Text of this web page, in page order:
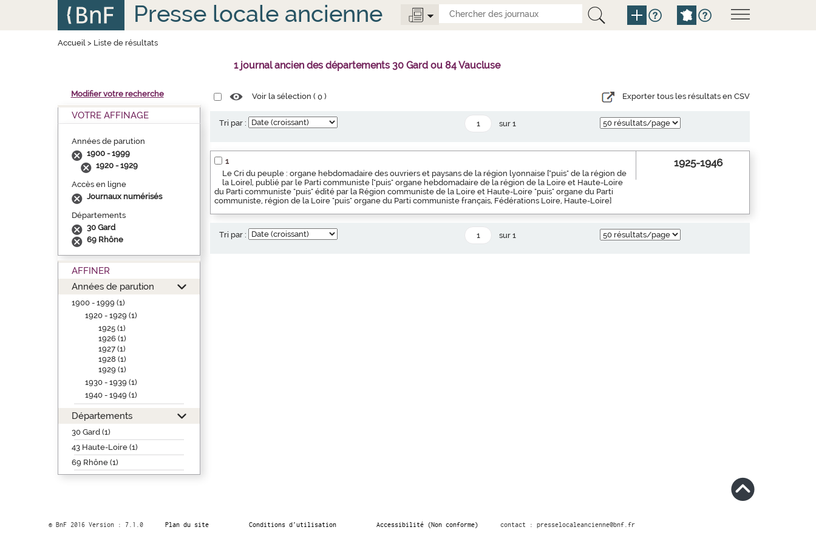
Presse locale ancienne
Accueil> Liste de résultats
1 journal ancien des départements 30 Gard ou 84 Vaucluse
Modifier votre recherche
VOTRE AFFINAGE
Années de parution
1900 - 1999
1920 - 1929
Accès en ligne
Journaux numérisés
Départements
30 Gard
69 Rhône
AFFINER
Années de parution
1900 - 1999 (1)
1920 - 1929 (1)
1925 (1)
1926 (1)
1927 (1)
1928 (1)
1929 (1)
1930 - 1939 (1)
1940 - 1949 (1)
Départements
30 Gard (1)
43 Haute-Loire (1)
69 Rhône (1)
Voir la sélection (0 ) Exporter tous les résultats en CSV
Tri par : sur 1
1
Le Cri du peuple : organe hebdomadaire des ouvriers et paysans de la région lyonnaise ["puis" de la région de
la Loire], publié par le Parti communiste ["puis" organe hebdomadaire de la région de la Loire et Haute-Loire
du Parti communiste "puis" édité par la Région communiste de la Loire et Haute-Loire "puis" organe du Parti
communiste, région de la Loire "puis" organe du Parti communiste français, Fédérations Loire, Haute-Loire]
1925-1946
Tri par : sur 1
© BnF 2016 Version : 7.1.0 Plan du site Conditions d’utilisation Accessibilité (Non conforme) contact : presselocaleancienne@bnf.fr
Panneau de gestion des cookies